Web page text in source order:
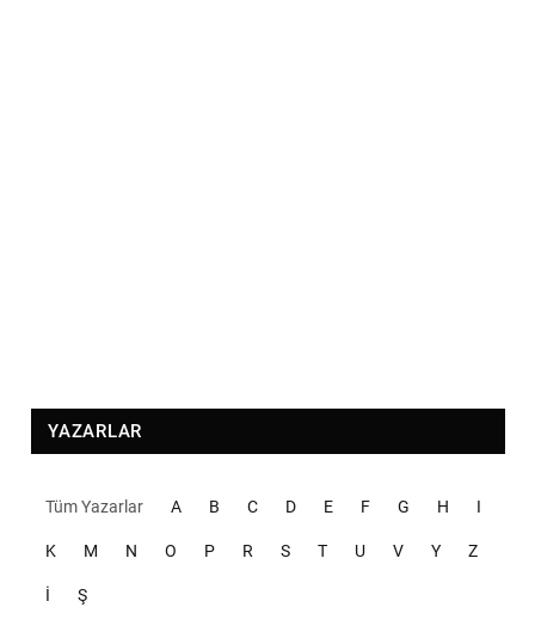
YAZARLAR
Tüm Yazarlar A B C D E F G H I
K M N O P R S T U V Y Z
İ Ş